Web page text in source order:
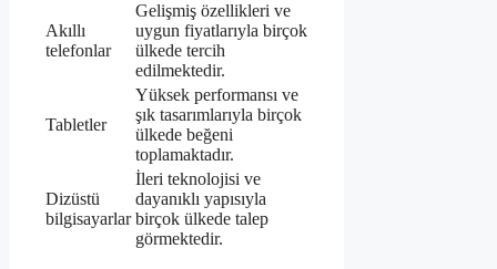
Akıllı
telefonlar
Gelişmiş özellikleri ve
uygun fiyatlarıyla birçok
ülkede tercih
edilmektedir.
Tabletler
Yüksek performansı ve
şık tasarımlarıyla birçok
ülkede beğeni
toplamaktadır.
Dizüstü
bilgisayarlar
İleri teknolojisi ve
dayanıklı yapısıyla
birçok ülkede talep
görmektedir.